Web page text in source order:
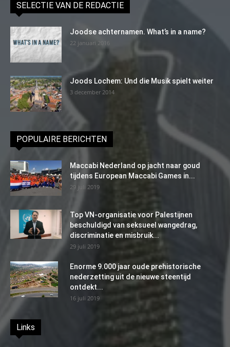
SELECTIE VAN DE REDACTIE
Joodse achternamen. What’s in a name?
22 januari 2016
Joods Lochem: Und die Musik spielt weiter
3 december 2014
POPULAIRE BERICHTEN
Maccabi Nederland op jacht naar goud
tijdens European Maccabi Games in...
29 juli 2019
Top VN-organisatie voor Palestijnen
beschuldigd van seksueel wangedrag,
discriminatie en misbruik...
29 juli 2019
Enorme 9.000 jaar oude prehistorische
nederzetting uit de nieuwe steentijd
ontdekt...
16 juli 2019
Links